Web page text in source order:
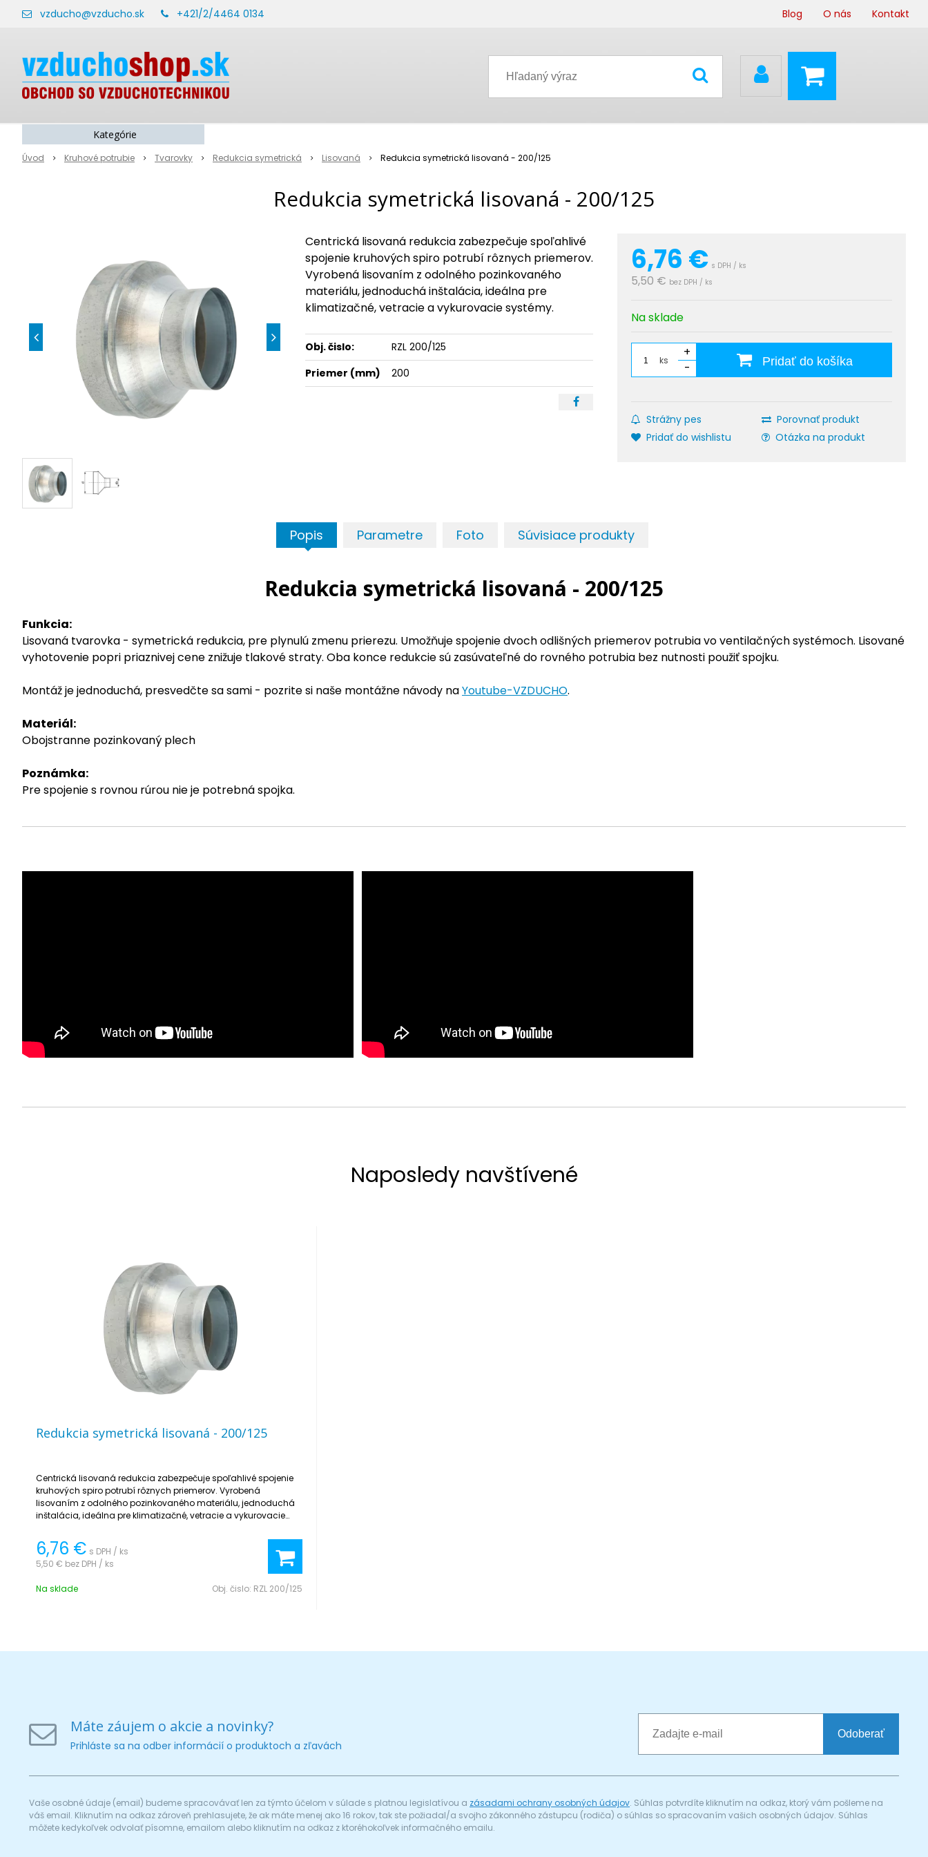
vzducho@vzducho.sk +421/2/4464 0134 Blog O nás Kontakt
Úvod Kruhové potrubie Tvarovky Redukcia symetrická Lisovaná Redukcia symetrická lisovaná - 200/125
Redukcia symetrická lisovaná - 200/125
6,76 € s DPH / ks
5,50 € bez DPH / ks
Na sklade
ks
+
-
Pridať do košíka
Strážny pes
Porovnať produkt
Pridať do wishlistu
Otázka na produkt
Centrická lisovaná redukcia zabezpečuje spoľahlivé
spojenie kruhových spiro potrubí rôznych priemerov.
Vyrobená lisovaním z odolného pozinkovaného
materiálu, jednoduchá inštalácia, ideálna pre
klimatizačné, vetracie a vykurovacie systémy.
Obj. čislo:
RZL 200/125
Priemer (mm)
200
Popis Parametre Foto Súvisiace produkty
Redukcia symetrická lisovaná - 200/125
Funkcia:
Lisovaná tvarovka - symetrická redukcia, pre plynulú zmenu prierezu. Umožňuje spojenie dvoch odlišných priemerov potrubia vo ventilačných systémoch. Lisované
vyhotovenie popri priaznivej cene znižuje tlakové straty. Oba konce redukcie sú zasúvateľné do rovného potrubia bez nutnosti použiť spojku.
Montáž je jednoduchá, presvedčte sa sami - pozrite si naše montážne návody naYoutube-VZDUCHO.
Materiál:
Obojstranne pozinkovaný plech
Poznámka:
Pre spojenie s rovnou rúrou nie je potrebná spojka.
Naposledy navštívené
Redukcia symetrická lisovaná - 200/125
Centrická lisovaná redukcia zabezpečuje spoľahlivé spojenie
kruhových spiro potrubí rôznych priemerov. Vyrobená
lisovaním z odolného pozinkovaného materiálu, jednoduchá
inštalácia, ideálna pre klimatizačné, vetracie a vykurovacie
6,76 € s DPH / ks
5,50 € bez DPH / ks
Na sklade Obj. čislo: RZL 200/125
Kategórie
Máte záujem o akcie a novinky?
Prihláste sa na odber informácií o produktoch a zľavách
Odoberať
Vaše osobné údaje (email) budeme spracovávať len za týmto účelom v súlade s platnou legislatívou a zásadami ochrany osobných údajov. Súhlas potvrdíte kliknutím na odkaz, ktorý vám pošleme na
váš email. Kliknutím na odkaz zároveň prehlasujete, že ak máte menej ako 16 rokov, tak ste požiadal/a svojho zákonného zástupcu (rodiča) o súhlas so spracovaním vašich osobných údajov. Súhlas
môžete kedykoľvek odvolať písomne, emailom alebo kliknutím na odkaz z ktoréhokoľvek informačného emailu.